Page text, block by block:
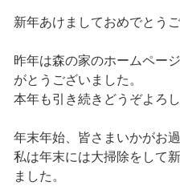
新年あけましておめでとうご
昨年は森の家のホームペー
がとうございました。
本年も引き続きどうぞよろ
年末年始、皆さまいかがお
私は年末には大掃除をして
ました。